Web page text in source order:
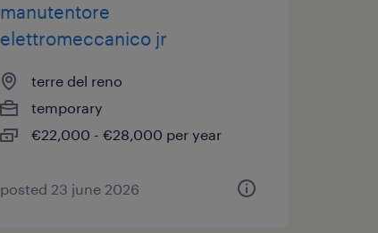
manutentore
elettromeccanico jr
terre del reno
temporary
€22,000 - €28,000 per year
posted 23 june 2026